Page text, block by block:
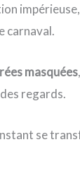
impérieuse,
carnaval.
masquées
regards.
se